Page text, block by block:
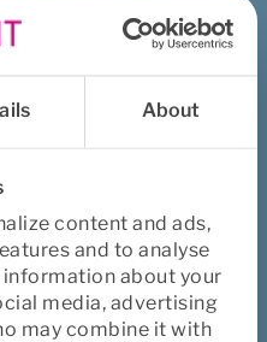
About
content and ads,
and to analyse
about your
media, advertising
may combine it with
själv inte
blir
ta